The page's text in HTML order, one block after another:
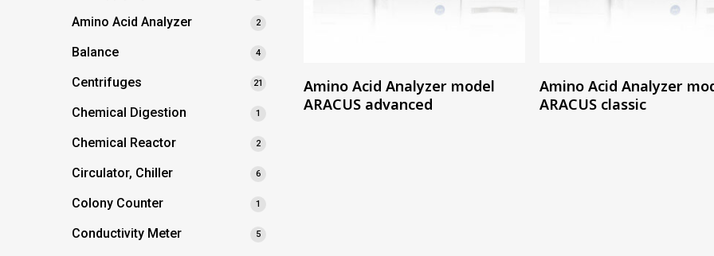
Amino Acid Analyzer 2
Balance 4
Centrifuges 21
Chemical Digestion 1
Chemical Reactor 2
Circulator, Chiller 6
Colony Counter 1
Conductivity Meter 5
อ่านเพิ่ม
Amino Acid Analyzer model
ARACUS advanced
อ่านเพิ่ม
Amino Acid Analyzer
ARACUS classic